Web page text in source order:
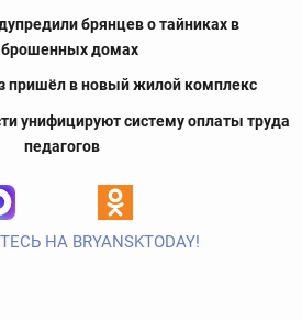
брянцев о тайниках в
домах
пришёл в новый жилой комплекс
унифицируют систему оплаты труда
педагогов
НА BRYANSKTODAY!